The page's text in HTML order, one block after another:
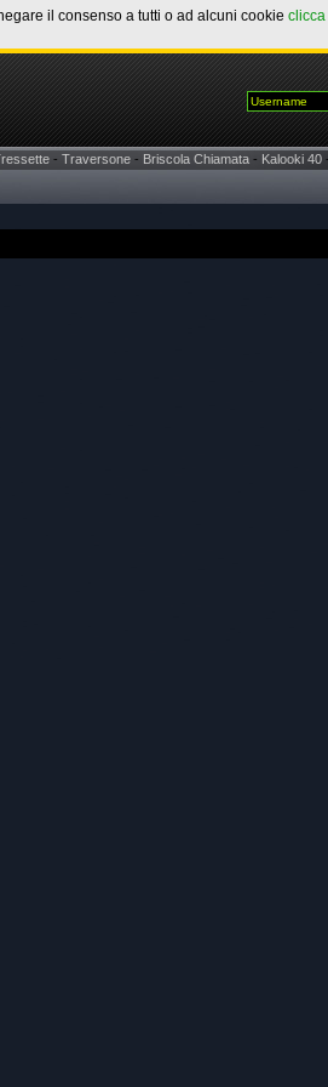
il consenso a tutti o ad alcuni cookie clicca
- Traversone - Briscola Chiamata - Kalooki 40 -